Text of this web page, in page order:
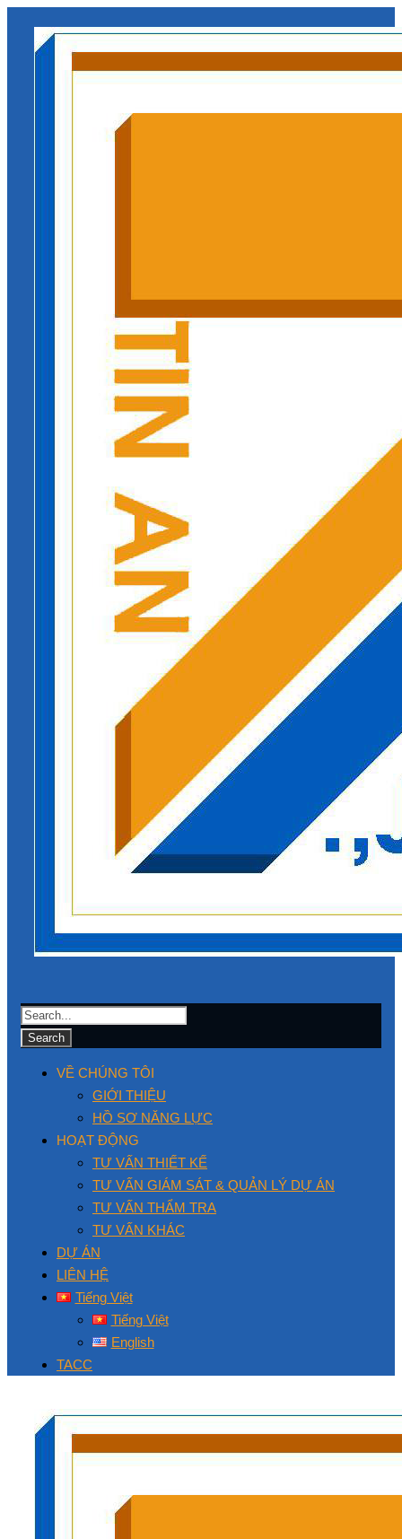
VỀ CHÚNG TÔI
GIỚI THIỆU
HỒ SƠ NĂNG LỰC
HOẠT ĐỘNG
TƯ VẤN THIẾT KẾ
TƯ VẤN GIÁM SÁT & QUẢN LÝ DỰ ÁN
TƯ VẤN THẨM TRA
TƯ VẤN KHÁC
DỰ ÁN
LIÊN HỆ
Tiếng Việt
Tiếng Việt
English
TACC